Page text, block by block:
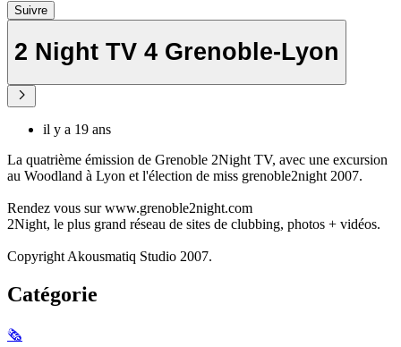
Suivre
2 Night TV 4 Grenoble-Lyon
il y a 19 ans
La quatrième émission de Grenoble 2Night TV, avec une excursion
au Woodland à Lyon et l'élection de miss grenoble2night 2007.
Rendez vous sur www.grenoble2night.com
2Night, le plus grand réseau de sites de clubbing, photos + vidéos.
Copyright Akousmatiq Studio 2007.
Catégorie
🗞